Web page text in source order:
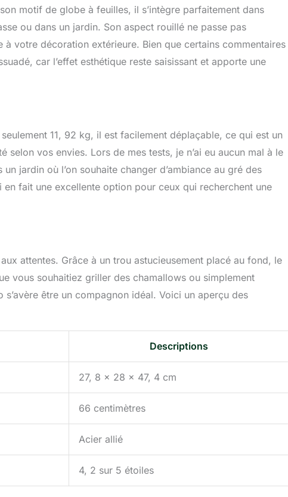
motif de globe à feuilles, il s’intègre parfaitement dans
ou dans un jardin. Son aspect rouillé ne passe pas
à votre décoration extérieure. Bien que certains commentaires
car l’effet esthétique reste saisissant et apporte une
11, 92 kg, il est facilement déplaçable, ce qui est un
vos envies. Lors de mes tests, je n’ai eu aucun mal à le
jardin où l’on souhaite changer d’ambiance au gré des
fait une excellente option pour ceux qui recherchent une
attentes. Grâce à un trou astucieusement placé au fond, le
vous souhaitiez griller des chamallows ou simplement
être un compagnon idéal. Voici un aperçu des
Descriptions
27, 8 x 28 x 47, 4 cm
66 centimètres
Acier allié
4, 2 sur 5 étoiles